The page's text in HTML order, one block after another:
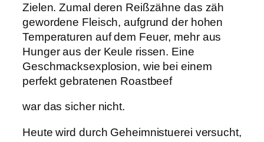
Zielen. Zumal deren Reißzähne das zäh
gewordene Fleisch, aufgrund der hohen
Temperaturen auf dem Feuer, mehr aus
Hunger aus der Keule rissen. Eine
Geschmacksexplosion, wie bei einem
perfekt gebratenen Roastbeef
war das sicher nicht.
Heute wird durch Geheimnistuerei versucht,